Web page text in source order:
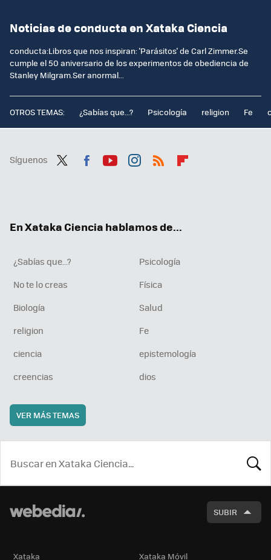
Noticias de conducta en Xataka Ciencia
conducta:Libros que nos inspiran: 'Parásitos' de Carl Zimmer.Se
cumple el 50 aniversario de los experimentos de obediencia de
Stanley Milgram.Ser anormal...
OTROS TEMAS: ¿Sabías que...? Psicología religion Fe
Síguenos
En Xataka Ciencia hablamos de...
¿Sabías que...?
Psicología
No te lo creas
Física
Biología
Salud
religion
Fe
ciencia
epistemología
creencias
dios
VER MÁS TEMAS
SUBIR
Xataka Xataka Móvil